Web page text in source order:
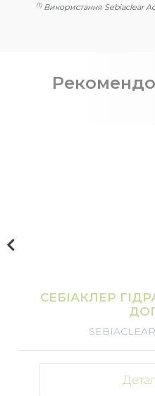
(1) Використання Sebiaclear
СЕБІАКЛЕР